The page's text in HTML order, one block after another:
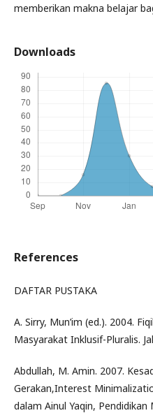
memberikan makna belajar
Downloads
References
DAFTAR PUSTAKA
A. Sirry, Mun’im (ed.). 2004.
Masyarakat Inklusif-Pluralis.
Abdullah, M. Amin. 2007.
Gerakan‚Interest
dalam Ainul Yaqin,